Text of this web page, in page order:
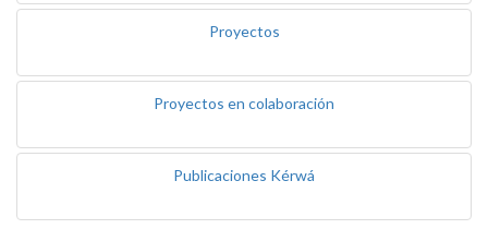
Proyectos
Proyectos en colaboración
Publicaciones Kérwá